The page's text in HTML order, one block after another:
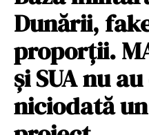
Dunării,
proporții.
și SUA nu
niciodată